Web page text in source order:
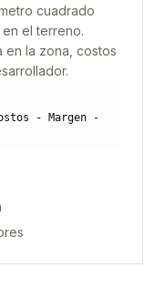
cuadrado
el terreno.
en la zona, costos
- Margen -